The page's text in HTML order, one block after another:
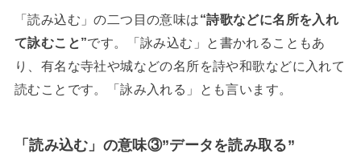
「読み込む」の二つ目の意味は“詩歌などに名所を入れ
て詠むこと”です。「詠み込む」と書かれることもあ
り、有名な寺社や城などの名所を詩や和歌などに入れて
読むことです。「詠み入れる」とも言います。
「読み込む」の意味③”データを読み取る”